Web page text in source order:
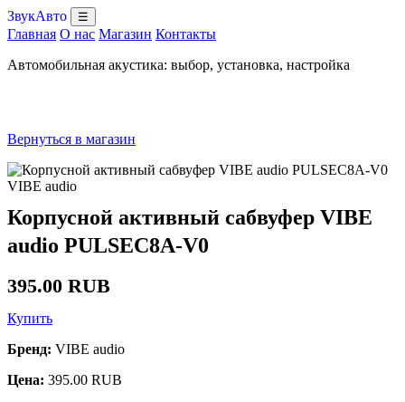
ЗвукАвто ☰
Главная О нас Магазин Контакты
Автомобильная акустика: выбор, установка, настройка
Вернуться в магазин
VIBE audio
Корпусной активный сабвуфер VIBE
audio PULSEC8A-V0
395.00 RUB
Купить
Бренд: VIBE audio
Цена: 395.00 RUB